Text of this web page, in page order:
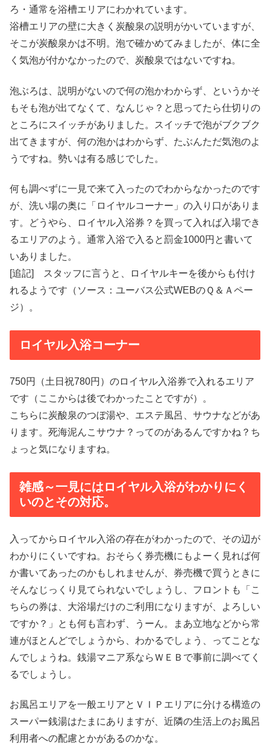
ろ・通常を浴槽エリアにわかれています。
浴槽エリアの壁に大きく炭酸泉の説明がかいていますが、
そこが炭酸泉かは不明。泡で確かめてみましたが、体に全
く気泡が付かなかったので、炭酸泉ではないですね。
泡ぶろは、説明がないので何の泡かわからず、というかそ
もそも泡が出てなくて、なんじゃ？と思ってたら仕切りの
ところにスイッチがありました。スイッチで泡がブクブク
出てきますが、何の泡かはわからず、たぶんただ気泡のよ
うですね。勢いは有る感じでした。
何も調べずに一見で来て入ったのでわからなかったのです
が、洗い場の奥に「ロイヤルコーナー」の入り口がありま
す。どうやら、ロイヤル入浴券？を買って入れば入場でき
るエリアのよう。通常入浴で入ると罰金1000円と書いて
いありました。
[追記] スタッフに言うと、ロイヤルキーを後からも付け
れるようです（ソース：ユーバス公式WEBのＱ＆Ａペー
ジ）。
ロイヤル入浴コーナー
750円（土日祝780円）のロイヤル入浴券で入れるエリア
です（ここからは後でわかったことですが）。
こちらに炭酸泉のつぼ湯や、エステ風呂、サウナなどがあ
ります。死海泥んこサウナ？ってのがあるんですかね？ち
ょっと気になりますね。
雑感～一見にはロイヤル入浴がわかりにく
いのとその対応。
入ってからロイヤル入浴の存在がわかったので、その辺が
わかりにくいですね。おそらく券売機にもよーく見れば何
か書いてあったのかもしれませんが、券売機で買うときに
そんなじっくり見てられないでしょうし、フロントも「こ
ちらの券は、大浴場だけのご利用になりますが、よろしい
ですか？」とも何も言わず、うーん。まあ立地などから常
連がほとんどでしょうから、わかるでしょう、ってことな
んでしょうね。銭湯マニア系ならＷＥＢで事前に調べてく
るでしょうし。
お風呂エリアを一般エリアとＶＩＰエリアに分ける構造の
スーパー銭湯はたまにありますが、近隣の生活上のお風呂
利用者への配慮とかがあるのかな。